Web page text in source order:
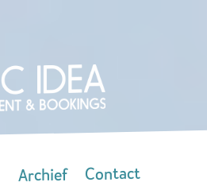
Archief Contact